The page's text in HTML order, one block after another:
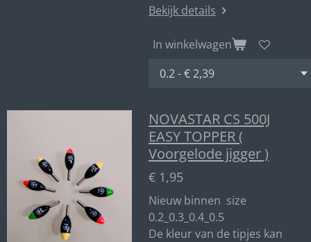
Bekijk details
In winkelwagen
NOVASTAR CS 500J
EASY TOPPER (
Voorgelode jigger )
€ 1,95
Nieuw binnen size
0.2_0.3_0.4_0.5
De kleur van de tipjes kan